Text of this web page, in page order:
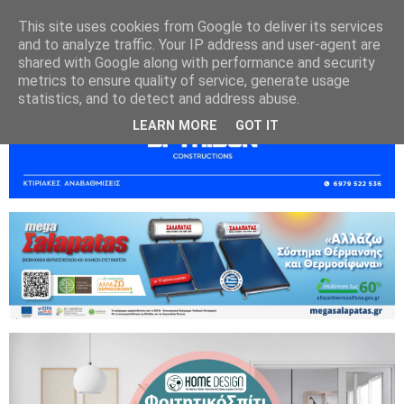
This site uses cookies from Google to deliver its services
and to analyze traffic. Your IP address and user-agent are
shared with Google along with performance and security
metrics to ensure quality of service, generate usage
statistics, and to detect and address abuse.
LEARN MORE GOT IT